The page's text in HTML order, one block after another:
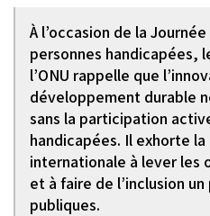
À l’occasion de la
personnes handicapées,
l’ONU rappelle que
développement durable
sans la participation
handicapées. Il exhorte
internationale à lever les
et à faire de l’inclusion
publiques.